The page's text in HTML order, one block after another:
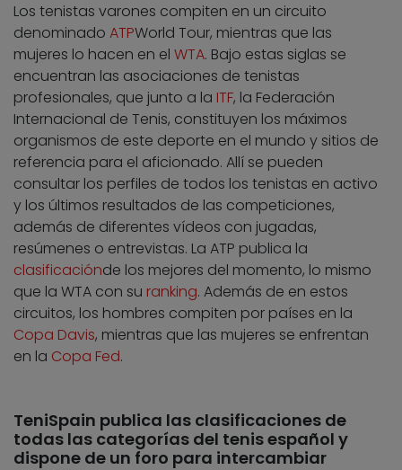
Los tenistas varones compiten en un circuito
denominado ATPWorld Tour, mientras que las
mujeres lo hacen en el WTA. Bajo estas siglas se
encuentran las asociaciones de tenistas
profesionales, que junto a la ITF, la Federación
Internacional de Tenis, constituyen los máximos
organismos de este deporte en el mundo y sitios de
referencia para el aficionado. Allí se pueden
consultar los perfiles de todos los tenistas en activo
y los últimos resultados de las competiciones,
además de diferentes vídeos con jugadas,
resúmenes o entrevistas. La ATP publica la
clasificaciónde los mejores del momento, lo mismo
que la WTA con su ranking. Además de en estos
circuitos, los hombres compiten por países en la
Copa Davis, mientras que las mujeres se enfrentan
en la Copa Fed.
TeniSpain publica las clasificaciones de
todas las categorías del tenis español y
dispone de un foro para intercambiar